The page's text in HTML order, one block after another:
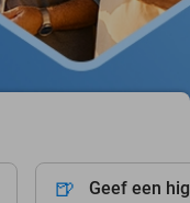
🍺 Geef een